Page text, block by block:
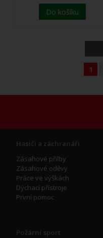
Do košíku
1
Hasiči a záchranáři
Zásahové přilby
Zásahové oděvy
Práce ve výškách
Dýchací přístroje
První pomoc
Požární sport